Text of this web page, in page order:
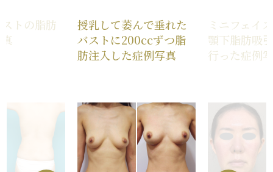
トの脂肪
授乳して萎んで垂れた
バストに200ccずつ脂
肪注入した症例写真
ミニフェイ
顎下脂肪吸
行った症例